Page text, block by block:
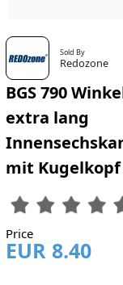
Sold By
Redozone
BGS 790
extra lang
mit Kugelkopf
Price
EUR 8.40